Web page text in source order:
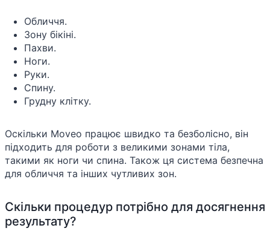
Обличчя.
Зону бікіні.
Пахви.
Ноги.
Руки.
Спину.
Грудну клітку.
Оскільки Moveo працює швидко та безболісно, він
підходить для роботи з великими зонами тіла,
такими як ноги чи спина. Також ця система безпечна
для обличчя та інших чутливих зон.
Скільки процедур потрібно для досягнення
результату?